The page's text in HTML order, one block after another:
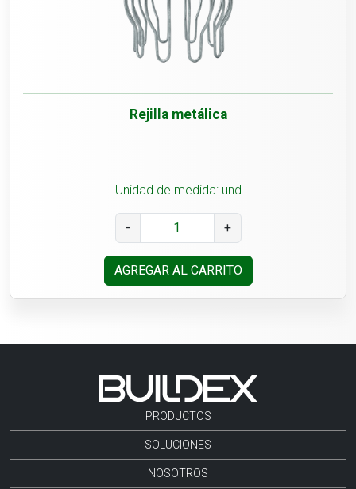
Rejilla metálica
Unidad de medida: und
- +
AGREGAR AL CARRITO
PRODUCTOS
SOLUCIONES
NOSOTROS